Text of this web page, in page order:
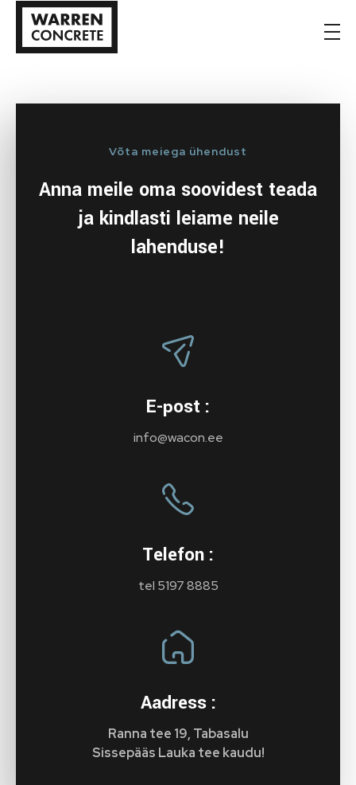
Võta meiega ühendust
Anna meile oma soovidest teada
ja kindlasti leiame neile
lahenduse!
E-post :
info@wacon.ee
Telefon :
tel 5197 8885
Aadress :
Ranna tee 19, Tabasalu
Sissepääs Lauka tee kaudu!